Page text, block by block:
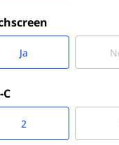
Ja
C
2